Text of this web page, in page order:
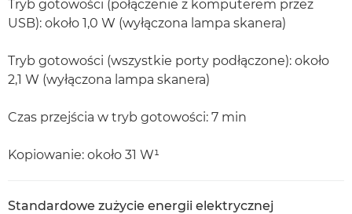
Tryb gotowości (połączenie z komputerem przez
USB): około 1,0 W (wyłączona lampa skanera)
Tryb gotowości (wszystkie porty podłączone): około
2,1 W (wyłączona lampa skanera)
Czas przejścia w tryb gotowości: 7 min
Kopiowanie: około 31 W¹
Standardowe zużycie energii elektrycznej